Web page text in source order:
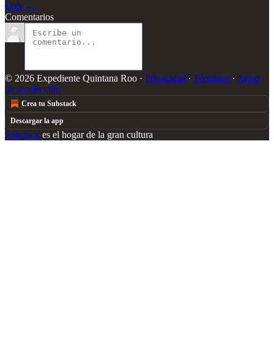
Leer →
Comentarios
© 2026 Expediente Quintana Roo · Privacidad ∙ Términos ∙ Aviso
de recolección
Crea tu Substack
Descargar la app
Substack es el hogar de la gran cultura